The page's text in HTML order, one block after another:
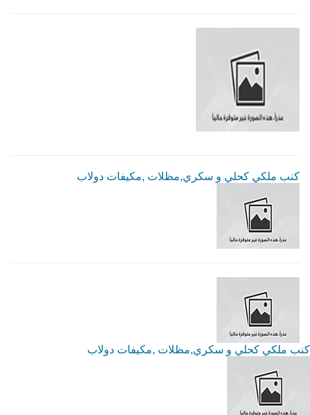
كنب ملكي كحلي و سكري,مظلات ,مكيفات دولاب
كنب ملكي كحلي و سكري,مظلات ,مكيفات دولاب